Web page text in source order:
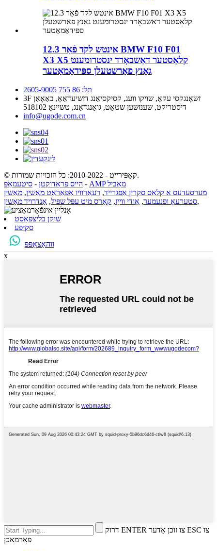
12.3 אינטש לקד פֿאַר BMW F10 F01
X3 X5 קלאַסטער דאַשבאָרד ינסטרומענט
גאַנץ פאַרשטעלן ספּידאַמאַטער
תּל: 86 755 2605-9005
3F זשאָנגקסי עקאָ, שויקו וועג, קסיקסיאַנג דזשיעדאַאָ, באַאָאַן
דיסטריקט, שענזשען שטאָט, גואַנגדאָנג, טשיינאַ 518102
info@ugode.com.cn
© קאַפּירייט - 2010-2022: כל הזכויות שמורות.
הייס פּראָדוקטן - סיטעמאַפּ -
AMP מאָביל
מערסעדעס א קלאַס סקרין אַפּגרייד, רעאַרוויו אַפּאַראַט מאַשין, מאַשין
סטערעאָ ופנעמער, אַודי ווייַז, קאַרס מיט עפּל שפּיל, אַנדרויד מאַשין ,
שיקן בליצפּאָסט
סקיפּע
ווהאַצאַפּפּ
x
דרוק ENTER צו זוכן אָדער ESC צו
פאַרמאַכן